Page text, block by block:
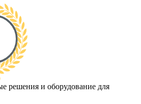
решения и оборудование для